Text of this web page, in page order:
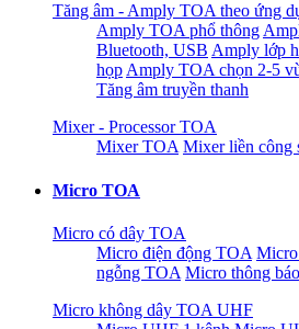
Tăng âm - Amply TOA theo ứng
Amply TOA phổ thông
Bluetooth, USB Amply lớp
họp Amply TOA chọn 2-5
Tăng âm truyền thanh
Mixer - Processor TOA
Mixer TOA Mixer liền công
Micro TOA
Micro có dây TOA
Micro điện động TOA
ngỗng TOA Micro thông
Micro không dây TOA UHF